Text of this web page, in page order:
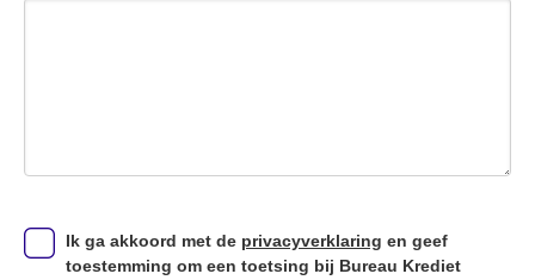
Ik ga akkoord met de privacyverklaring en geef
toestemming om een toetsing bij Bureau Krediet